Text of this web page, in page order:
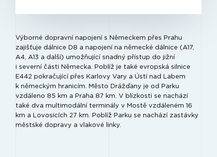
Výborné dopravní napojení s Německem přes Prahu
zajišťuje dálnice D8 a napojení na německé dálnice (A17,
A4, A13 a další) umožňující snadný přístup do jižní
i severní části Německa. Poblíž je také evropská silnice
E442 pokračující přes Karlovy Vary a Ústí nad Labem
k německým hranicím. Město Drážďany je od Parku
vzdáleno 85 km a Praha 87 km. V blízkosti se nachází
také dva multimodální terminály v Mostě vzdáleném 16
km a Lovosicích 27 km. Poblíž Parku se nachází zastávky
městské dopravy a vlakové linky.